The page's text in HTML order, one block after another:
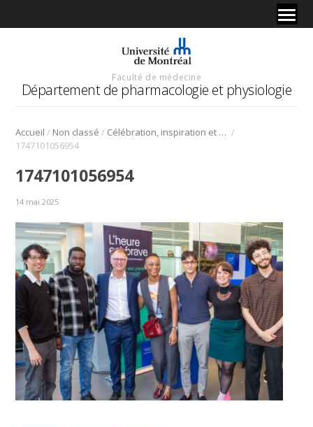
Faculté de médecine
Département de pharmacologie et physiologie
Accueil / Non classé / Célébration, inspiration et ambition pour Alex Tchung, doctorant, au sein du programme Datapreneur /
1747101056954
1747101056954
14 mai 2025